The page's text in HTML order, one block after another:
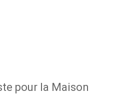
pour la Maison